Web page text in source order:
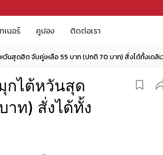
เนอร์ คูปอง ติดต่อเรา
วันสุดฮิต จับคู่เหลือ 55 บาท (ปกติ 70 บาท) สั่งได้ทั้งเดลิ
กไต้หวันสุด
าท) สั่งได้ทั้ง